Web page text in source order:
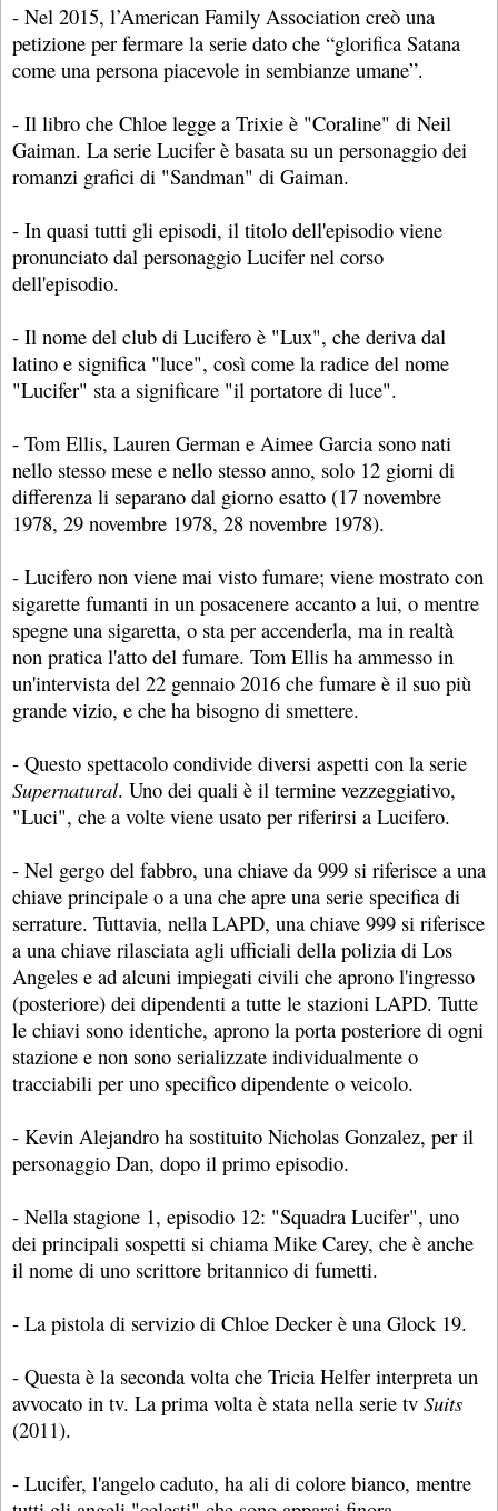
- Nel 2015, l’American Family Association creò una
petizione per fermare la serie dato che “glorifica Satana
come una persona piacevole in sembianze umane”.
- Il libro che Chloe legge a Trixie è "Coraline" di Neil
Gaiman. La serie Lucifer è basata su un personaggio dei
romanzi grafici di "Sandman" di Gaiman.
- In quasi tutti gli episodi, il titolo dell'episodio viene
pronunciato dal personaggio Lucifer nel corso
dell'episodio.
- Il nome del club di Lucifero è "Lux", che deriva dal
latino e significa "luce", così come la radice del nome
"Lucifer" sta a significare "il portatore di luce".
- Tom Ellis, Lauren German e Aimee Garcia sono nati
nello stesso mese e nello stesso anno, solo 12 giorni di
differenza li separano dal giorno esatto (17 novembre
1978, 29 novembre 1978, 28 novembre 1978).
- Lucifero non viene mai visto fumare; viene mostrato con
sigarette fumanti in un posacenere accanto a lui, o mentre
spegne una sigaretta, o sta per accenderla, ma in realtà
non pratica l'atto del fumare. Tom Ellis ha ammesso in
un'intervista del 22 gennaio 2016 che fumare è il suo più
grande vizio, e che ha bisogno di smettere.
- Questo spettacolo condivide diversi aspetti con la serie
Supernatural. Uno dei quali è il termine vezzeggiativo,
"Luci", che a volte viene usato per riferirsi a Lucifero.
- Nel gergo del fabbro, una chiave da 999 si riferisce a una
chiave principale o a una che apre una serie specifica di
serrature. Tuttavia, nella LAPD, una chiave 999 si riferisce
a una chiave rilasciata agli ufficiali della polizia di Los
Angeles e ad alcuni impiegati civili che aprono l'ingresso
(posteriore) dei dipendenti a tutte le stazioni LAPD. Tutte
le chiavi sono identiche, aprono la porta posteriore di ogni
stazione e non sono serializzate individualmente o
tracciabili per uno specifico dipendente o veicolo.
- Kevin Alejandro ha sostituito Nicholas Gonzalez, per il
personaggio Dan, dopo il primo episodio.
- Nella stagione 1, episodio 12: "Squadra Lucifer", uno
dei principali sospetti si chiama Mike Carey, che è anche
il nome di uno scrittore britannico di fumetti.
- La pistola di servizio di Chloe Decker è una Glock 19.
- Questa è la seconda volta che Tricia Helfer interpreta un
avvocato in tv. La prima volta è stata nella serie tv Suits
(2011).
- Lucifer, l'angelo caduto, ha ali di colore bianco, mentre